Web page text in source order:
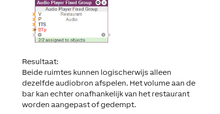
Resultaat:
Beide ruimtes kunnen logischerwijs alleen
dezelfde audiobron afspelen. Het volume aan de
bar kan echter onafhankelijk van het restaurant
worden aangepast of gedempt.